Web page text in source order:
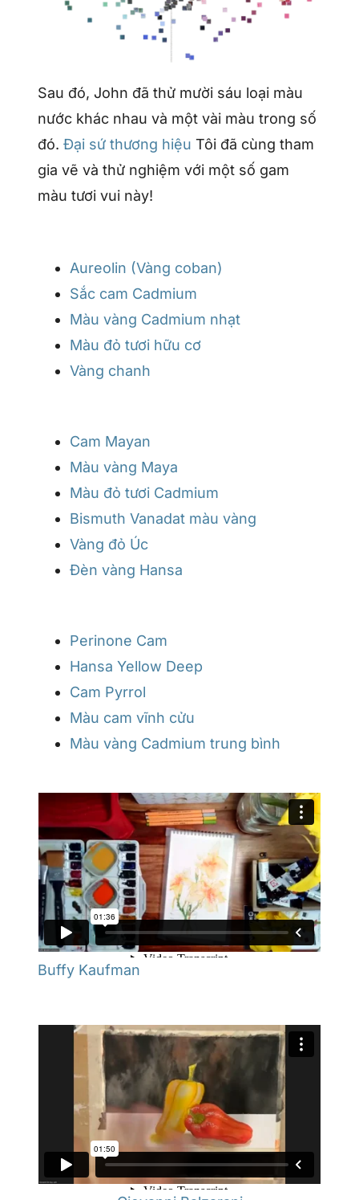
Sau đó, John đã thử mười sáu loại màu
nước khác nhau và một vài màu trong số
đó.Đại sứ thương hiệu Tôi đã cùng tham
gia vẽ và thử nghiệm với một số gam
màu tươi vui này!
Aureolin (Vàng coban)
Sắc cam Cadmium
Màu vàng Cadmium nhạt
Màu đỏ tươi hữu cơ
Vàng chanh
Cam Mayan
Màu vàng Maya
Màu đỏ tươi Cadmium
Bismuth Vanadat màu vàng
Vàng đỏ Úc
Đèn vàng Hansa
Perinone Cam
Hansa Yellow Deep
Cam Pyrrol
Màu cam vĩnh cửu
Màu vàng Cadmium trung bình
Buffy Kaufman